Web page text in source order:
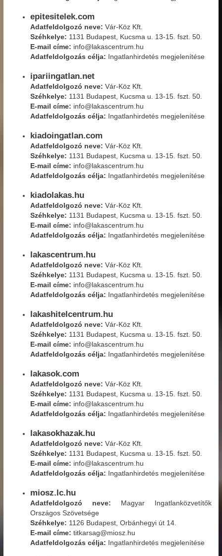
epitesitelek.com
Adatfeldolgozó neve: Vár-Köz Kft.
Széhkelye: 1131 Budapest, Kucsma u. 13-15. fszt. 50.
E-mail címe: info@lakascentrum.hu
Adatfeldolgozás célja: Ingatlanhirdetés megjelenítése
ipariingatlan.net
Adatfeldolgozó neve: Vár-Köz Kft.
Széhkelye: 1131 Budapest, Kucsma u. 13-15. fszt. 50.
E-mail címe: info@lakascentrum.hu
Adatfeldolgozás célja: Ingatlanhirdetés megjelenítése
kiadoingatlan.com
Adatfeldolgozó neve: Vár-Köz Kft.
Széhkelye: 1131 Budapest, Kucsma u. 13-15. fszt. 50.
E-mail címe: info@lakascentrum.hu
Adatfeldolgozás célja: Ingatlanhirdetés megjelenítése
kiadolakas.hu
Adatfeldolgozó neve: Vár-Köz Kft.
Széhkelye: 1131 Budapest, Kucsma u. 13-15. fszt. 50.
E-mail címe: info@lakascentrum.hu
Adatfeldolgozás célja: Ingatlanhirdetés megjelenítése
lakascentrum.hu
Adatfeldolgozó neve: Vár-Köz Kft.
Széhkelye: 1131 Budapest, Kucsma u. 13-15. fszt. 50.
E-mail címe: info@lakascentrum.hu
Adatfeldolgozás célja: Ingatlanhirdetés megjelenítése
lakashitelcentrum.hu
Adatfeldolgozó neve: Vár-Köz Kft.
Széhkelye: 1131 Budapest, Kucsma u. 13-15. fszt. 50.
E-mail címe: info@lakascentrum.hu
Adatfeldolgozás célja: Ingatlanhirdetés megjelenítése
lakasok.com
Adatfeldolgozó neve: Vár-Köz Kft.
Széhkelye: 1131 Budapest, Kucsma u. 13-15. fszt. 50.
E-mail címe: info@lakascentrum.hu
Adatfeldolgozás célja: Ingatlanhirdetés megjelenítése
lakasokhazak.hu
Adatfeldolgozó neve: Vár-Köz Kft.
Széhkelye: 1131 Budapest, Kucsma u. 13-15. fszt. 50.
E-mail címe: info@lakascentrum.hu
Adatfeldolgozás célja: Ingatlanhirdetés megjelenítése
miosz.lc.hu
Adatfeldolgozó neve: Magyar Ingatlanközvetítők
Országos Szövetsége
Széhkelye: 1126 Budapest, Orbánhegyi út 14.
E-mail címe: titkarsag@miosz.hu
Adatfeldolgozás célja: Ingatlanhirdetés megjelenítése